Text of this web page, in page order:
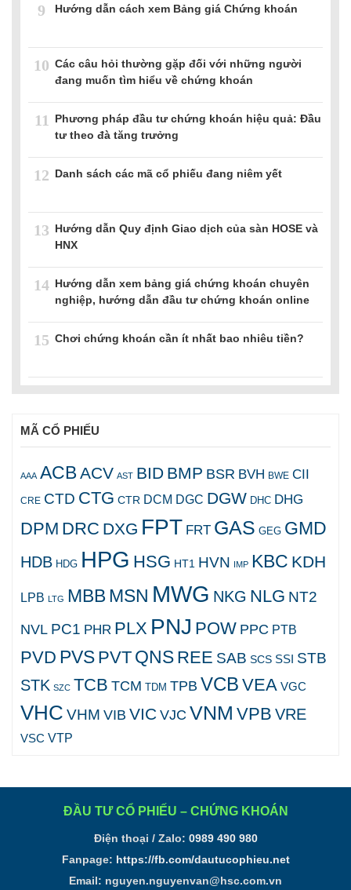
9 Hướng dẫn cách xem Bảng giá Chứng khoán
10 Các câu hỏi thường gặp đối với những người
đang muốn tìm hiểu về chứng khoán
11
Phương pháp đầu tư chứng khoán hiệu quả: Đầu
tư theo đà tăng trưởng
12 Danh sách các mã cổ phiếu đang niêm yết
13 Hướng dẫn Quy định Giao dịch của sàn HOSE và
HNX
14 Hướng dẫn xem bảng giá chứng khoán chuyên
nghiệp, hướng dẫn đầu tư chứng khoán online
15 Chơi chứng khoán cần ít nhất bao nhiêu tiền?
MÃ CỔ PHIẾU
AAA ACBACV AST BID BMP BSR BVH BWE CII
CRE CTD CTG CTR DCM DGC DGW DHC DHG
DPM DRC DXG FPT FRT GAS GEG GMD
HDB HDG HPG HSG HT1 HVN IMP KBC KDH
LPB LTG MBBMSN MWG NKG NLG NT2
NVL PC1 PHR PLX PNJ POW PPC PTB
PVD PVS PVT QNS REE SAB SCS SSI STB
STK SZC TCB TCM TDM TPB VCB VEA VGC
VHC VHM VIB VICVJC VNM VPB VRE
VSC VTP
ĐẦU TƯ CỔ PHIẾU – CHỨNG KHOÁN
Điện thoại / Zalo: 0989 490 980
Fanpage: https://fb.com/dautucophieu.net
Email: nguyen.nguyenvan@hsc.com.vn